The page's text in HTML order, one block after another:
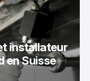
installateur
en Suisse